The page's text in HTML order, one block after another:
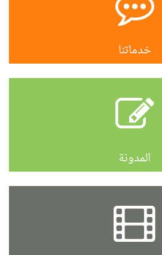
خدماتنا
المدونة